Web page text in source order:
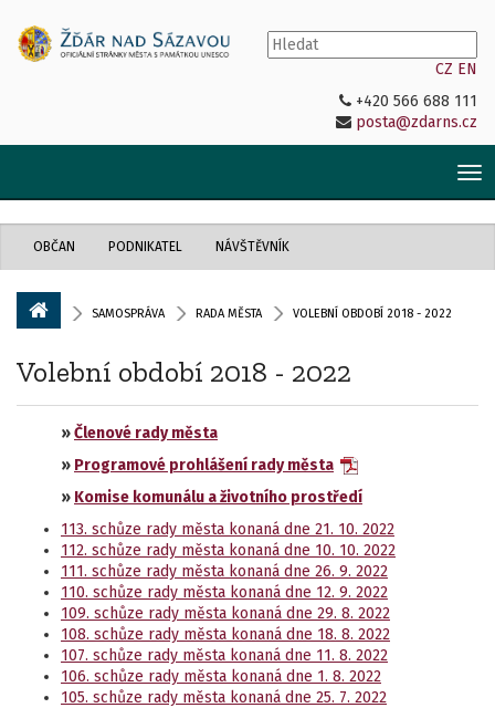
CZ EN
+420 566 688 111
posta@zdarns.cz
OBČAN PODNIKATEL NÁVŠTĚVNÍK
SAMOSPRÁVA RADA MĚSTA VOLEBNÍ OBDOBÍ 2018 - 2022
Volební období 2018 - 2022
»Členové rady města
» Programové prohlášení rady města
» Komise komunálu a životního prostředí
113. schůze rady města konaná dne 21. 10. 2022
112. schůze rady města konaná dne 10. 10. 2022
111. schůze rady města konaná dne 26. 9. 2022
110. schůze rady města konaná dne 12. 9. 2022
109. schůze rady města konaná dne 29. 8. 2022
108. schůze rady města konaná dne 18. 8. 2022
107. schůze rady města konaná dne 11. 8. 2022
106. schůze rady města konaná dne 1. 8. 2022
105. schůze rady města konaná dne 25. 7. 2022